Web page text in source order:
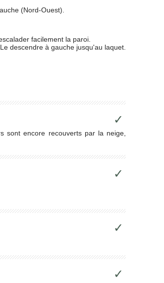
(Nord-Ouest).
facilement la paroi.
descendre à gauche jusqu'au laquet.
✓
sont encore recouverts par la neige,
✓
✓
✓